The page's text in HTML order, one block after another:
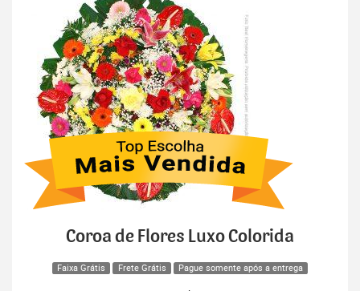
Coroa de Flores Luxo Colorida
Faixa Grátis Frete Grátis Pague somente após a entrega